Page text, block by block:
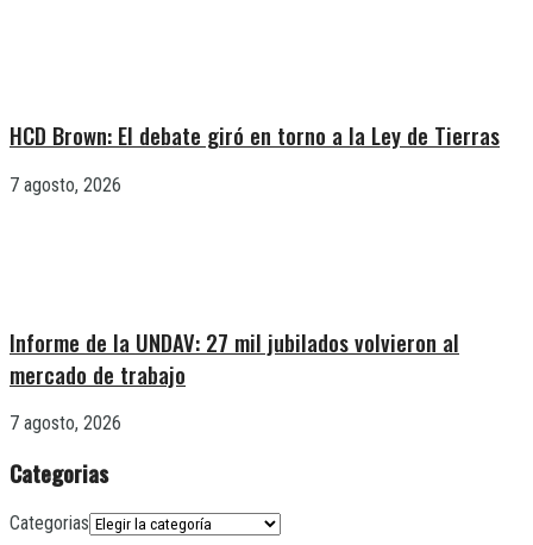
HCD Brown: El debate giró en torno a la Ley de Tierras
7 agosto, 2026
Informe de la UNDAV: 27 mil jubilados volvieron al
mercado de trabajo
7 agosto, 2026
Categorias
Categorias